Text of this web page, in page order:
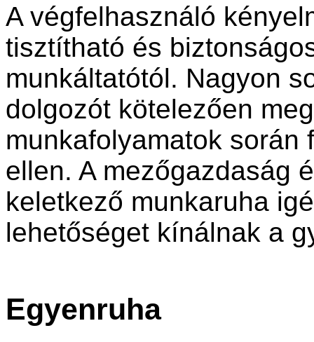
A végfelhasználó
tisztítható és
munkáltatótól. Nagyon
dolgozót kötelezően
munkafolyamatok során
ellen. A mezőgazdaság
keletkező munkaruha
lehetőséget kínálnak a
Egyenruha